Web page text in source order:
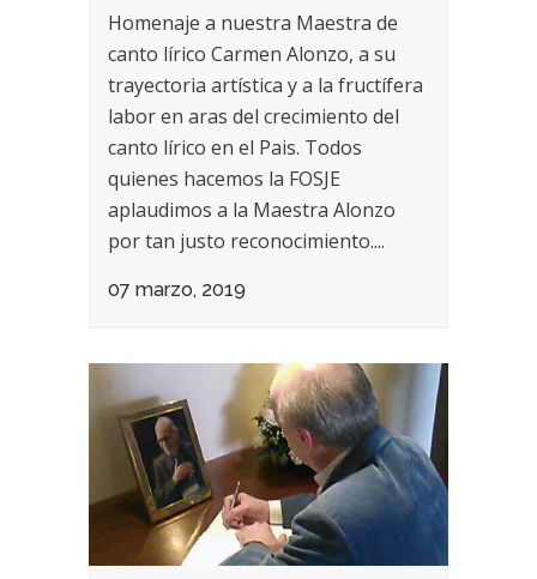
Homenaje a nuestra Maestra de
canto lírico Carmen Alonzo, a su
trayectoria artística y a la fructífera
labor en aras del crecimiento del
canto lírico en el Pais. Todos
quienes hacemos la FOSJE
aplaudimos a la Maestra Alonzo
por tan justo reconocimiento....
07 marzo, 2019